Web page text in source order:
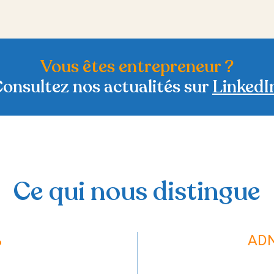
Vous êtes entrepreneur ?
nos actualités sur
Ce qui nous distingue